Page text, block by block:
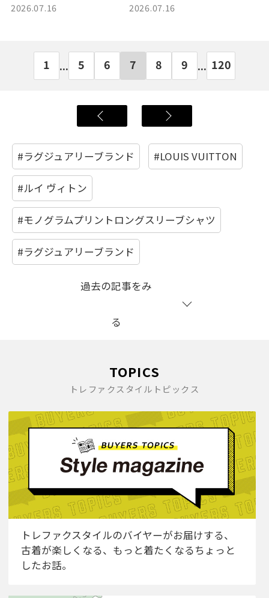
日常を彩るポルトフォイ
2026.07.16
した白が日常を格上げす
2026.07.16
1 ... 5 6 7 8 9 ... 120
#ラグジュアリーブランド #LOUIS VUITTON
#ルイ ヴィトン
#モノグラムプリントロングスリーブシャツ
#ラグジュアリーブランド
過去の記事をみ
る
TOPICS
トレファクスタイルトピックス
トレファクスタイルのバイヤーがお届けする、
古着が楽しくなる、もっと着たくなるちょっと
したお話。